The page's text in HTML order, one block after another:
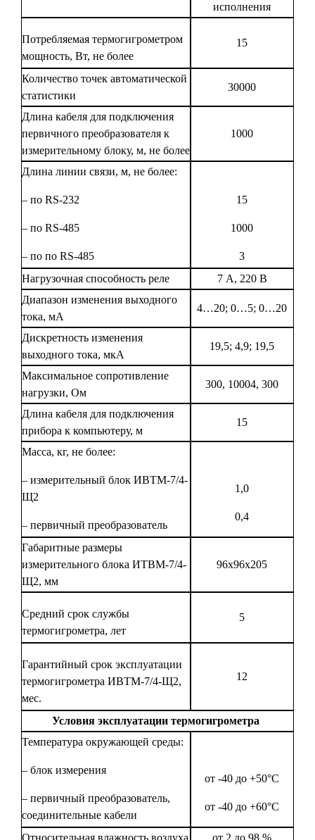
исполнения
Потребляемая термогигрометром
мощность, Вт, не более
15
Количество точек автоматической
статистики
30000
Длина кабеля для подключения
первичного преобразователя к
измерительному блоку, м, не более
1000
Длина линии связи, м, не более:
– по RS-232
– по RS-485
– по по RS-485
15
1000
3
Нагрузочная способность реле
7 А, 220 В
Диапазон изменения выходного
тока, мА
4…20; 0…5; 0…20
Дискретность изменения
выходного тока, мкА
19,5; 4,9; 19,5
Максимальное сопротивление
нагрузки, Ом
300, 10004, 300
Длина кабеля для подключения
прибора к компьютеру, м
15
Масса, кг, не более:
– измерительный блок ИВТМ-7/4-
Щ2
– первичный преобразователь
1,0
0,4
Габаритные размеры
измерительного блока ИТВМ-7/4-
Щ2, мм
96х96х205
Средний срок службы
термогигрометра, лет
5
Гарантийный срок эксплуатации
термогигрометра ИВТМ-7/4-Щ2,
мес.
12
Условия эксплуатации термогигрометра
Температура окружающей среды:
– блок измерения
– первичный преобразователь,
соединительные кабели
от -40 до +50°С
от -40 до +60°С